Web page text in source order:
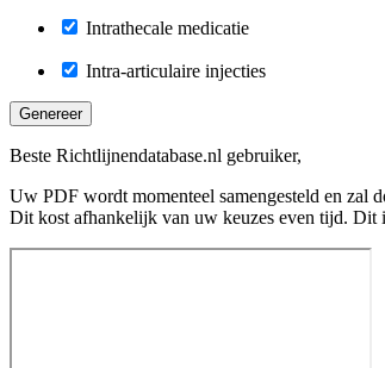
Intrathecale medicatie
Intra-articulaire injecties
Genereer
Beste Richtlijnendatabase.nl gebruiker,
Uw PDF wordt momenteel samengesteld en zal
Dit kost afhankelijk van uw keuzes even tijd. Dit